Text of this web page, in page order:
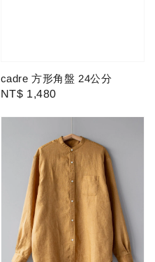
cadre 方形角盤 24公分
Regular
NT$ 1,480